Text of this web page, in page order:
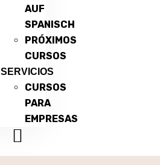
AUF
SPANISCH
PRÓXIMOS
CURSOS
SERVICIOS
CURSOS
PARA
EMPRESAS